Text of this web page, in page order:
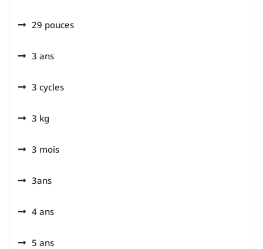
29 pouces
3 ans
3 cycles
3 kg
3 mois
3ans
4 ans
5 ans